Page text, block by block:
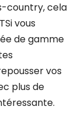
country, cela
vous
de gamme
vos
plus de